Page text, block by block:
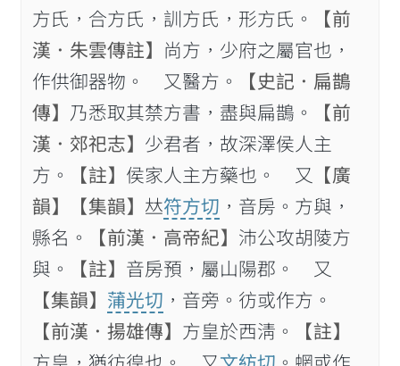
方氏，合方氏，訓方氏，形方氏。
【前
漢．朱雲傳註】 尚方，少府之屬官也，
作供御器物。 又醫方。
【史記．扁鵲
傳】 乃悉取其禁方書，盡與扁鵲。
【前
漢．郊祀志】 少君者，故深澤侯人主
方。
【註】 侯家人主方藥也。 又
【廣
韻】
【集韻】 𠀤符方切 ，音房。方與，
縣名。
【前漢．高帝紀】 沛公攻胡陵方
與。
【註】 音房預，屬山陽郡。 又
【集韻】 蒲光切 ，音旁。彷或作方。
【前漢．揚雄傳】 方皇於西淸。
【註】